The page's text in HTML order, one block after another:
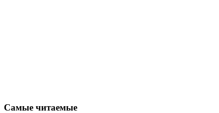
Самые читаемые